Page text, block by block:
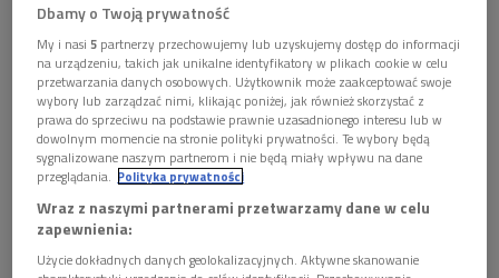
Evgeni Bozhanov (Bułgaria)
Marek Bracha (Polska)
Wai-Ching Rachel Cheung (Chiny)
Fei- Fei Dong (Chiny)
François Dumont (Francja)
Anna Fedorova (Ukraina)
Dbamy o Twoją prywatność
My i nasi5 partnerzy przechowujemy lub uzyskujemy dostęp do informacji
na urządzeniu, takich jak unikalne identyfikatory w plikach cookie w celu
przetwarzania danych osobowych. Użytkownik może zaakceptować swoje
wybory lub zarządzać nimi, klikając poniżej, jak również skorzystać z
prawa do sprzeciwu na podstawie prawnie uzasadnionego interesu lub w
dowolnym momencie na stronie polityki prywatności. Te wybory będą
sygnalizowane naszym partnerom i nie będą miały wpływu na dane
przeglądania. Polityka prywatności
Wraz z naszymi partnerami przetwarzamy dane w celu
zapewnienia:
Użycie dokładnych danych geolokalizacyjnych. Aktywne skanowanie